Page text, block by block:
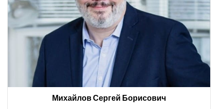
Михайлов Сергей Борисович